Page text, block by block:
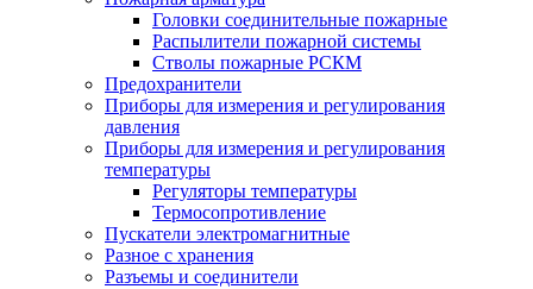
Головки соединительные пожарные
Распылители пожарной системы
Стволы пожарные РСКМ
Предохранители
Приборы для измерения и регулирования
давления
Приборы для измерения и регулирования
температуры
Регуляторы температуры
Термосопротивление
Пускатели электромагнитные
Разное с хранения
Разъемы и соединители